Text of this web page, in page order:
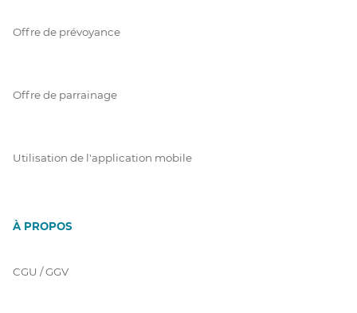
Offre de prévoyance
Offre de parrainage
Utilisation de l'application mobile
À PROPOS
CGU / GGV